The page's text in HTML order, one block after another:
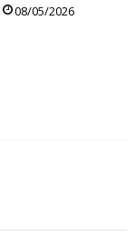
08/05/2026